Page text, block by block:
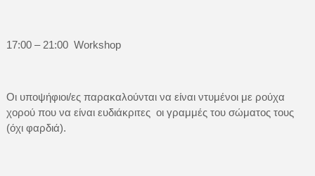
17:00 – 21:00 Workshop
Οι υποψήφιοι/ες παρακαλούνται να είναι ντυμένοι με ρούχα
χορού που να είναι ευδιάκριτες οι γραμμές του σώματος τους
(όχι φαρδιά).